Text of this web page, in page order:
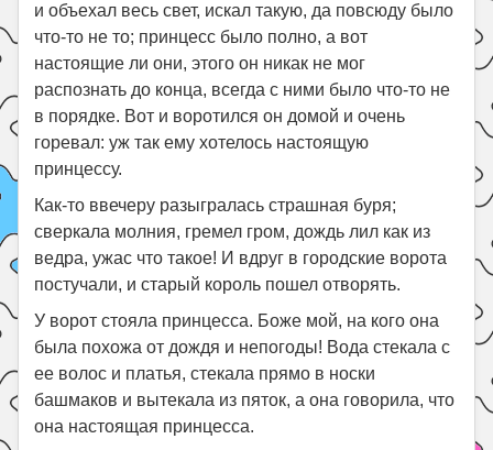
и объехал весь свет, искал такую, да повсюду было
что-то не то; принцесс было полно, а вот
настоящие ли они, этого он никак не мог
распознать до конца, всегда с ними было что-то не
в порядке. Вот и воротился он домой и очень
горевал: уж так ему хотелось настоящую
принцессу.
Как-то ввечеру разыгралась страшная буря;
сверкала молния, гремел гром, дождь лил как из
ведра, ужас что такое! И вдруг в городские ворота
постучали, и старый король пошел отворять.
У ворот стояла принцесса. Боже мой, на кого она
была похожа от дождя и непогоды! Вода стекала с
ее волос и платья, стекала прямо в носки
башмаков и вытекала из пяток, а она говорила, что
она настоящая принцесса.